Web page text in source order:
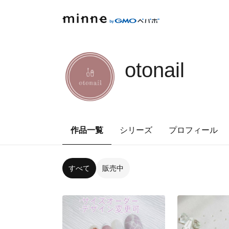
otonail
作品一覧 シリーズ プロフィール
すべて 販売中